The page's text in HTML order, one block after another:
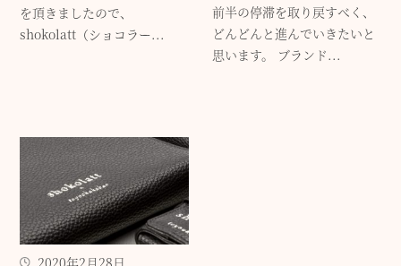
を頂きましたので、
shokolatt（ショコラー...
前半の停滞を取り戻すべく、
どんどんと進んでいきたいと
思います。 ブランド...
2020年2月28日